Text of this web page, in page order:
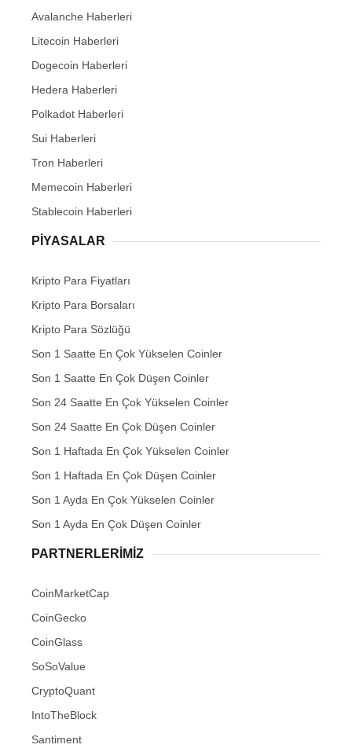
Avalanche Haberleri
Litecoin Haberleri
Dogecoin Haberleri
Hedera Haberleri
Polkadot Haberleri
Sui Haberleri
Tron Haberleri
Memecoin Haberleri
Stablecoin Haberleri
PIYASALAR
Kripto Para Fiyatları
Kripto Para Borsaları
Kripto Para Sözlüğü
Son 1 Saatte En Çok Yükselen Coinler
Son 1 Saatte En Çok Düşen Coinler
Son 24 Saatte En Çok Yükselen Coinler
Son 24 Saatte En Çok Düşen Coinler
Son 1 Haftada En Çok Yükselen Coinler
Son 1 Haftada En Çok Düşen Coinler
Son 1 Ayda En Çok Yükselen Coinler
Son 1 Ayda En Çok Düşen Coinler
PARTNERLERIMIZ
CoinMarketCap
CoinGecko
CoinGlass
SoSoValue
CryptoQuant
IntoTheBlock
Santiment